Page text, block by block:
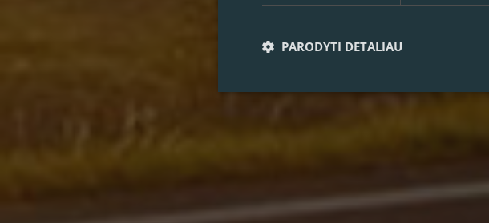
PARODYTI DETALIAU